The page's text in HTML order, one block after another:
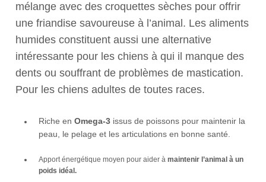
mélange avec des croquettes sèches pour offrir
une friandise savoureuse à l’animal. Les aliments
humides constituent aussi une alternative
intéressante pour les chiens à qui il manque des
dents ou souffrant de problèmes de mastication.
Pour les chiens adultes de toutes races.
Riche enOmega-3 issus de poissons pour maintenir la
peau, le pelage et les articulations en bonne santé.
Apport énergétique moyen pour aider àmaintenir l’animal à un
poids idéal.